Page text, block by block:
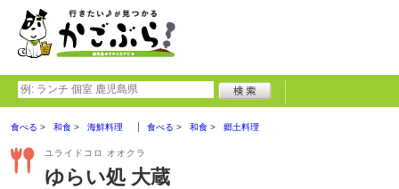
食べる 和食 海鮮料理 食べる 和食 郷土料理
ユライドコロ オオクラ
ゆらい処 大蔵